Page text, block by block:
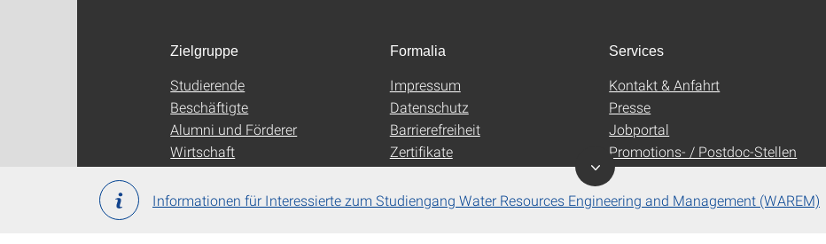
Informationen für Interessierte zum Studiengang Water Resources Engineering and Management (WAREM)
Zielgruppe
Studierende
Beschäftigte
Alumni und Förderer
Wirtschaft
Formalia
Impressum
Datenschutz
Barrierefreiheit
Zertifikate
Services
Kontakt & Anfahrt
Presse
Jobportal
Promotions- / Postdoc-Stellen
Uni-Shop